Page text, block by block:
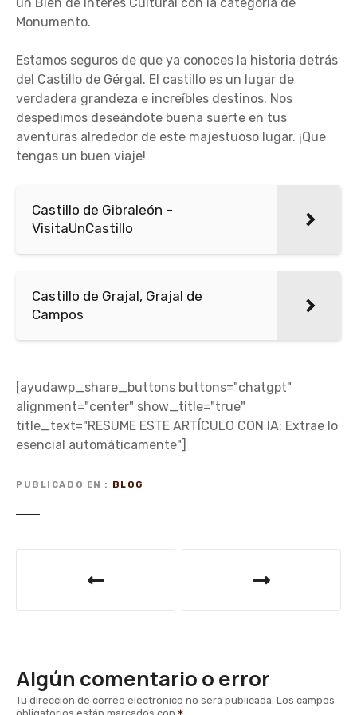
Monumento.
Estamos seguros de que ya conoces la historia detrás
del Castillo de Gérgal. El castillo es un lugar de
verdadera grandeza e increíbles destinos. Nos
despedimos deseándote buena suerte en tus
aventuras alrededor de este majestuoso lugar. ¡Que
tengas un buen viaje!
Castillo de Gibraleón –
VisitaUnCastillo
Castillo de Grajal, Grajal de
Campos
[ayudawp_share_buttons buttons="chatgpt"
alignment="center" show_title="true"
title_text="RESUME ESTE ARTÍCULO CON IA: Extrae lo
esencial automáticamente"]
PUBLICADO EN BLOG
g
Algún comentario o error
Tu dirección de correo electrónico no será publicada. Los campos